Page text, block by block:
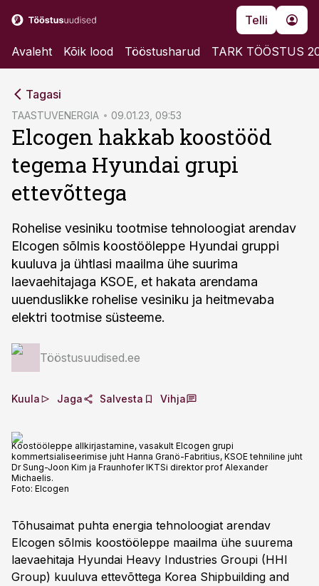
Telli
Avaleht Kõik lood Tööstusharud TARK TÖÖSTUS
Tagasi
TAASTUVENERGIA 09.01.23, 09:53
Elcogen hakkab koostööd
tegema Hyundai grupi
ettevõttega
Rohelise vesiniku tootmise tehnoloogiat arendav
Elcogen sõlmis koostööleppe Hyundai gruppi
kuuluva ja ühtlasi maailma ühe suurima
laevaehitajaga KSOE, et hakata arendama
uuenduslikke rohelise vesiniku ja heitmevaba
elektri tootmise süsteeme.
Tööstusuudised.ee
Kuula Jaga Salvesta Vihja
Koostööleppe allkirjastamine, vasakult Elcogen grupi
kommertsialiseerimise juht Hanna Granö-Fabritius, KSOE tehniline juht
Dr Sung-Joon Kim ja Fraunhofer IKTSi direktor prof Alexander
Michaelis.
Foto: Elcogen
Tõhusaimat puhta energia tehnoloogiat arendav
Elcogen sõlmis koostööleppe maailma ühe suurema
laevaehitaja Hyundai Heavy Industries Groupi (HHI
Group) kuuluva ettevõttega Korea Shipbuilding and